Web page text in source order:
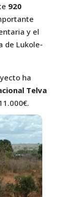
920
y el
de Lukole-
ha
Telva